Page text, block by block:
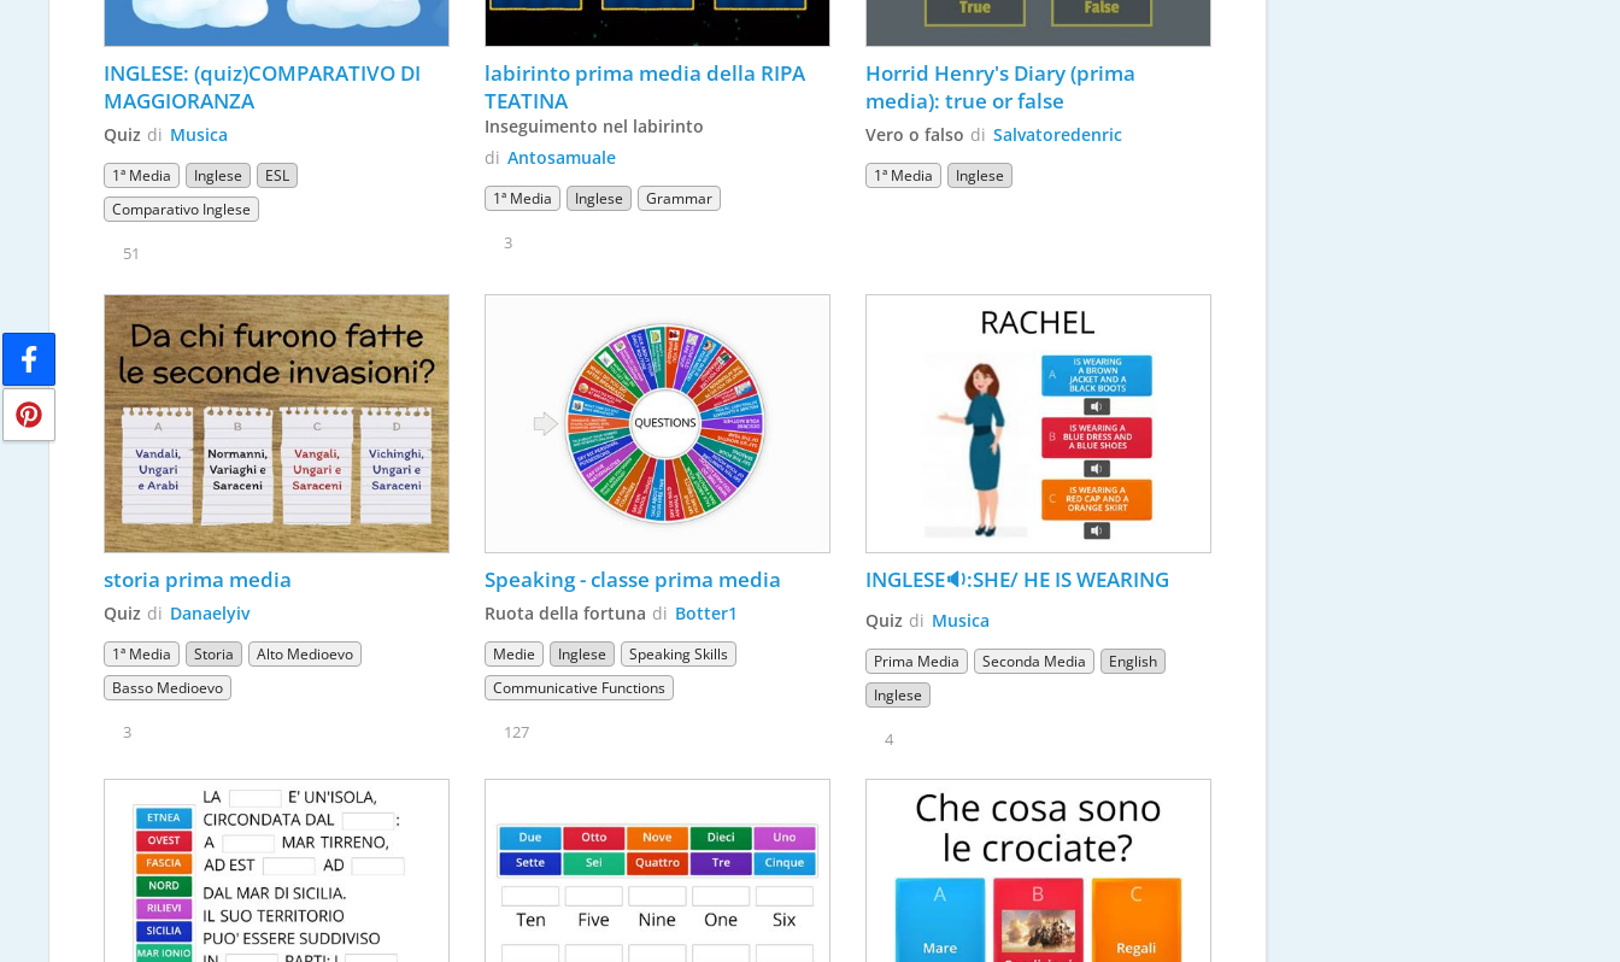
INGLESE: (quiz)COMPARATIVO DI
MAGGIORANZA
Quiz di Musica
1ª Media Inglese
ESL
Comparativo Inglese
51
labirinto prima media della RIPA
TEATINA
Inseguimento nel labirinto
di Antosamuale
1ª Media Inglese Grammar
3
Horrid Henry's Diary (prima
media): true or false
Vero o falso di Salvatoredenric
1ª Media Inglese
storia prima media
Quiz di Danaelyiv
1ª Media Storia
Alto Medioevo
Basso Medioevo
3
Speaking - classe prima media
Ruota della fortuna di Botter1
Medie Inglese
Speaking Skills
Communicative Functions
127
INGLESE🔉:SHE/ HE IS WEARING
Quiz di Musica
Prima Media Seconda Media
English
Inglese
4